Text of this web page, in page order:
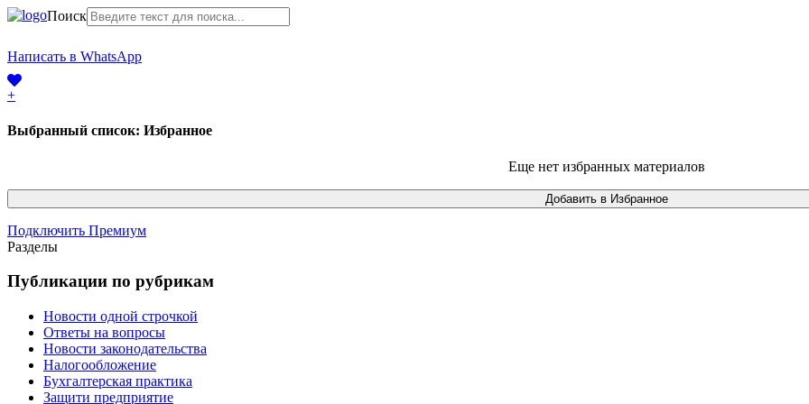
Поиск
Написать в WhatsApp
+
Выбранный список: Избранное
Еще нет избранных материалов
Подключить Премиум
Разделы
Публикации по рубрикам
Новости одной строчкой
Ответы на вопросы
Новости законодательства
Налогообложение
Бухгалтерская практика
Защити предприятие